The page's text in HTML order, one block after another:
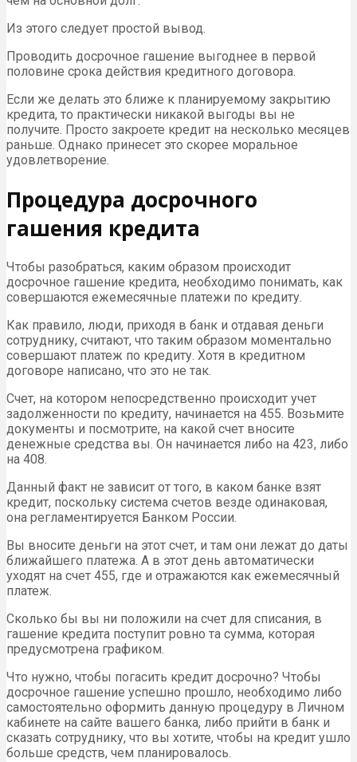
Из этого следует простой вывод.
Проводить досрочное гашение выгоднее в первой
половине срока действия кредитного договора.
Если же делать это ближе к планируемому закрытию
кредита, то практически никакой выгоды вы не
получите. Просто закроете кредит на несколько месяцев
раньше. Однако принесет это скорее моральное
удовлетворение.
Процедура досрочного
гашения кредита
Чтобы разобраться, каким образом происходит
досрочное гашение кредита, необходимо понимать, как
совершаются ежемесячные платежи по кредиту.
Как правило, люди, приходя в банк и отдавая деньги
сотруднику, считают, что таким образом моментально
совершают платеж по кредиту. Хотя в кредитном
договоре написано, что это не так.
Счет, на котором непосредственно происходит учет
задолженности по кредиту, начинается на 455. Возьмите
документы и посмотрите, на какой счет вносите
денежные средства вы. Он начинается либо на 423, либо
на 408.
Данный факт не зависит от того, в каком банке взят
кредит, поскольку система счетов везде одинаковая,
она регламентируется Банком России.
Вы вносите деньги на этот счет, и там они лежат до даты
ближайшего платежа. А в этот день автоматически
уходят на счет 455, где и отражаются как ежемесячный
платеж.
Сколько бы вы ни положили на счет для списания, в
гашение кредита поступит ровно та сумма, которая
предусмотрена графиком.
Что нужно, чтобы погасить кредит досрочно? Чтобы
досрочное гашение успешно прошло, необходимо либо
самостоятельно оформить данную процедуру в Личном
кабинете на сайте вашего банка, либо прийти в банк и
сказать сотруднику, что вы хотите, чтобы на кредит ушло
больше средств, чем планировалось.